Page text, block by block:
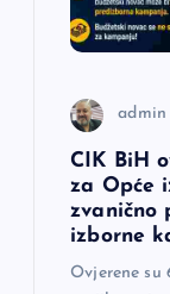
admin
CIK BiH
za Opće
zvanično
izborne
Ovjerene su